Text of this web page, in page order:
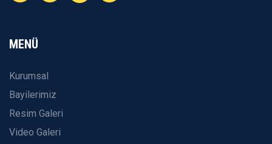
MENÜ
Kurumsal
Bayilerimiz
Resim Galeri
Video Galeri